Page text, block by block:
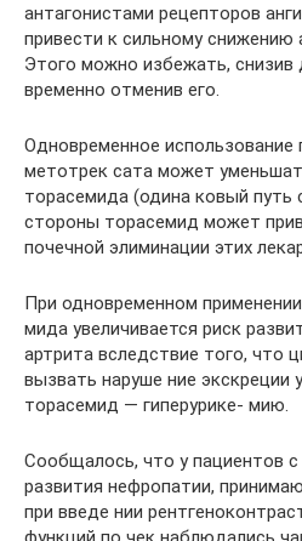
антагонистами рецепторов
привести к сильному снижению
Этого можно избежать, снизив
временно отменив его.
Одновременное использование
метотрек­ сата может
торасемида (одина­ ковый путь
стороны торасемид может
почечной элиминации этих
При одновременном
мида увеличивается риск
артрита вследствие того, что
вызвать наруше­ ние экскреции
торасемид — гиперурике- мию.
Сообщалось, что у пациентов
развития нефропатии,
при введе­ нии